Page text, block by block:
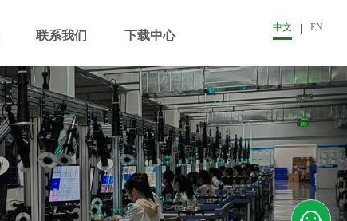
联系我们 下载中心
中文 EN